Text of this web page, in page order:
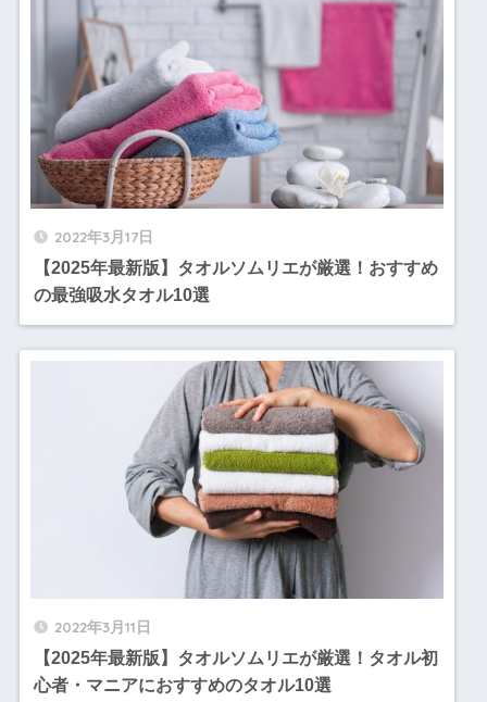
2022年3月17日
【2025年最新版】タオルソムリエが厳選！おすすめ
の最強吸水タオル10選
2022年3月11日
【2025年最新版】タオルソムリエが厳選！タオル初
心者・マニアにおすすめのタオル10選